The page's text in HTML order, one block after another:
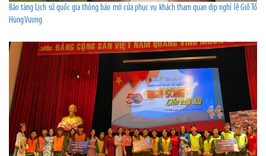
Bảo tàng Lịch sử quốc gia thông báo mở cửa phục vụ khách tham quan dịp nghỉ lễ Giỗ Tổ
Hùng Vương